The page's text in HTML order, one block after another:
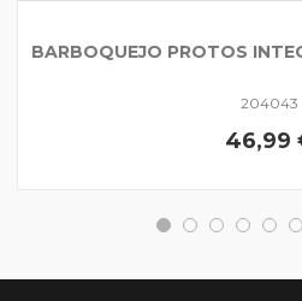
BARBOQUEJO PROTOS
204043
46,99